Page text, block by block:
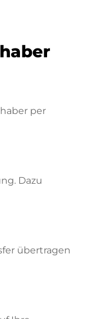
per
Dazu
übertragen